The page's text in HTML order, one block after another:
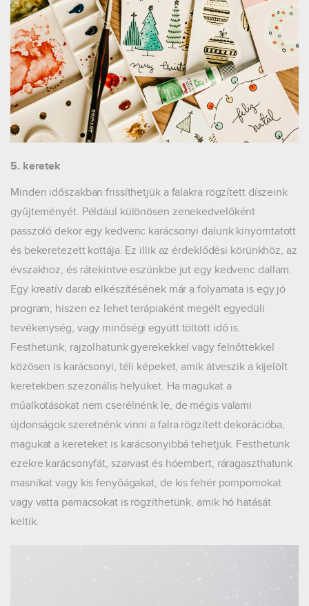
5. keretek
Minden időszakban frissíthetjük a falakra rögzített díszeink
gyűjteményét. Például különösen zenekedvelőként
passzoló dekor egy kedvenc karácsonyi dalunk kinyomtatott
és bekeretezett kottája. Ez illik az érdeklődési körünkhöz, az
évszakhoz, és rátekintve eszünkbe jut egy kedvenc dallam.
Egy kreatív darab elkészítésének már a folyamata is egy jó
program, hiszen ez lehet terápiaként megélt egyedüli
tevékenység, vagy minőségi együtt töltött idő is.
Festhetünk, rajzolhatunk gyerekekkel vagy felnőttekkel
közösen is karácsonyi, téli képeket, amik átveszik a kijelölt
keretekben szezonális helyüket. Ha magukat a
műalkotásokat nem cserélnénk le, de mégis valami
újdonságok szeretnénk vinni a falra rögzített dekorációba,
magukat a kereteket is karácsonyibbá tehetjük. Festhetünk
ezekre karácsonyfát, szarvast és hóembert, ráragaszthatunk
masnikat vagy kis fenyőágakat, de kis fehér pompomokat
vagy vatta pamacsokat is rögzíthetünk, amik hó hatását
keltik.